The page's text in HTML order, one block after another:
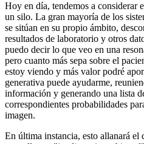
Hoy en día, tendemos a considerar
un silo. La gran mayoría de los
se sitúan en su propio ámbito,
resultados de laboratorio y otros
puedo decir lo que veo en una
pero cuanto más sepa sobre el
estoy viendo y más valor podré
generativa puede ayudarme,
información y generando una lista
correspondientes probabilidades
imagen.
En última instancia, esto allanará el